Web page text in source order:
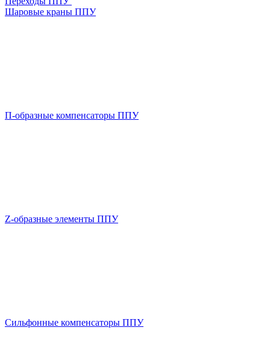
Шаровые краны ППУ
П-образные компенсаторы ППУ
Z-образные элементы ППУ
Сильфонные компенсаторы ППУ